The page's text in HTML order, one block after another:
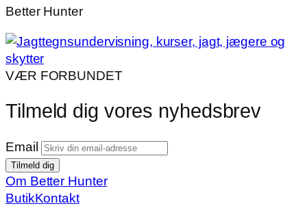
Better Hunter
VÆR FORBUNDET
Tilmeld dig vores nyhedsbrev
Email
Om Better Hunter
ButikKontakt